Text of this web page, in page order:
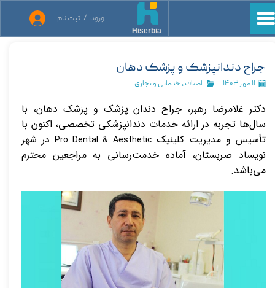
ورود / ثبت نام
حساب کاربری من
سفارشات
خروج از حساب کاربری
Hiserbia
جراح دندانپزشک و پزشک دهان
۱۱ مهر ۱۴۰۳ اصناف،خدماتی و تجاری
دکتر غلامرضا رهبر، جراح دندان پزشک و پزشک دهان، با
سال‌ها تجربه در ارائه خدمات دندانپزشکی تخصصی، اکنون با
تأسیس و مدیریت کلینیکPro Dental & Aestheticدر شهر
نویساد صربستان، آماده خدمت‌رسانی به مراجعین محترم
می‌باشد.